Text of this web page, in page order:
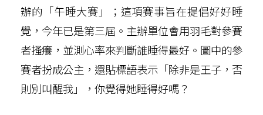
辦的「午睡大賽」；這項賽事旨在提倡好好睡
覺，今年已是第三屆。主辦單位會用羽毛對參賽
者搔癢，並測心率來判斷誰睡得最好。圖中的參
賽者扮成公主，還貼標語表示「除非是王子，否
則別叫醒我」，你覺得她睡得好嗎？